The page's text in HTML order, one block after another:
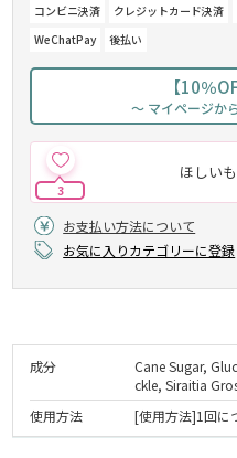
コンビニ決済 クレジットカード決済
WeChatPay
後払い
【10％
～ マイページか
ほしい
3
お支払い方法について
お気に入りカテゴリーに登録
成分
Cane Sugar,
ckle, Siraitia
使用方法
[使用方法]1回に